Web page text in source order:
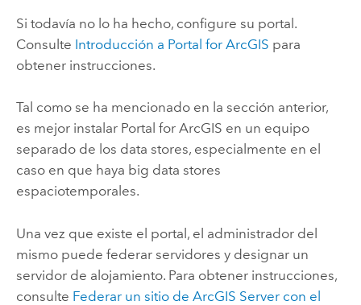
Si todavía no lo ha hecho, configure su portal.
Consulte Introducción a Portal for ArcGIS para
obtener instrucciones.
Tal como se ha mencionado en la sección anterior,
es mejor instalar Portal for ArcGIS en un equipo
separado de los data stores, especialmente en el
caso en que haya big data stores
espaciotemporales.
Una vez que existe el portal, el administrador del
mismo puede federar servidores y designar un
servidor de alojamiento. Para obtener instrucciones,
consulte Federar un sitio de ArcGIS Servercon el